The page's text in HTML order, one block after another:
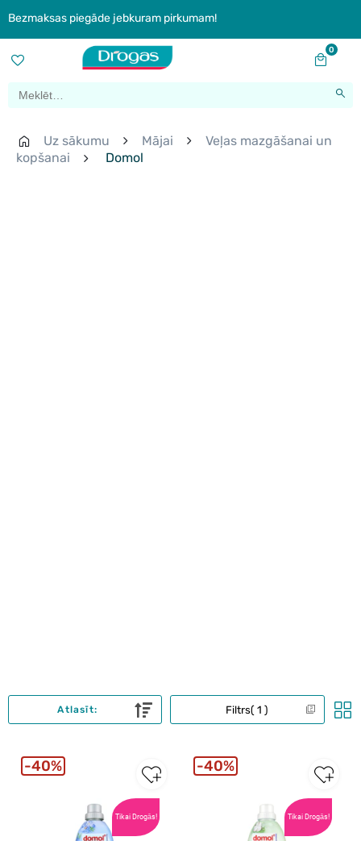
Bezmaksas piegāde jebkuram pirkumam!
0
Uz sākumu Mājai
Veļas mazgāšanai un
kopšanai
Domol
Filtrs 1
Atlasīt:
Tikai Drogās!
40%
Tikai Drogās!
40%